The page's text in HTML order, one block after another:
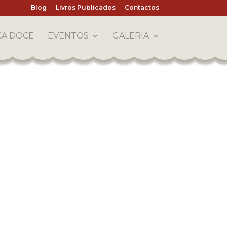
Blog Livros Publicados Contactos
DOCE EVENTOS GALERIA